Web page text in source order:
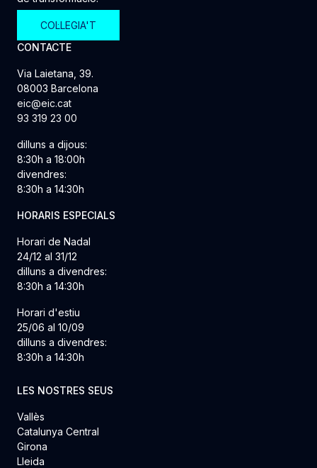
COL·LEGIA'T
CONTACTE
Via Laietana, 39.
08003 Barcelona
eic@eic.cat
93 319 23 00
dilluns a dijous:
8:30h a 18:00h
divendres:
8:30h a 14:30h
HORARIS ESPECIALS
Horari de Nadal
24/12 al 31/12
dilluns a divendres:
8:30h a 14:30h
Horari d'estiu
25/06 al 10/09
dilluns a divendres:
8:30h a 14:30h
LES NOSTRES SEUS
Vallès
Catalunya Central
Girona
Lleida